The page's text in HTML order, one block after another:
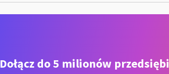
Dołącz do 5 milionów